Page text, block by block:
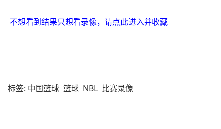
不想看到结果只想看录像，请点此进入并收藏
标签: 中国篮球 篮球 NBL 比赛录像